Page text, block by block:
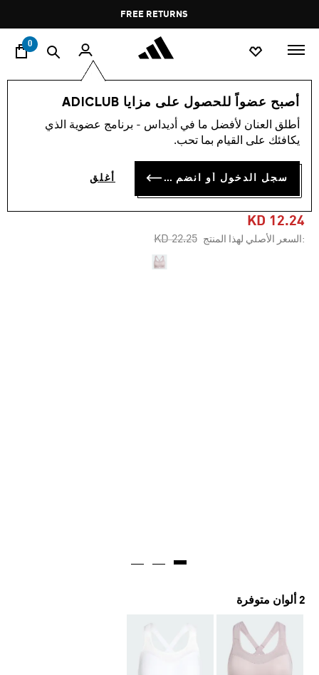
Pause
promotion
rotation
FREE RETURNS
0
أصبح عضواً للحصول على مزايا ADICLUB
أطلق العنان لأفضل ما في أديداس - برنامج عضوية الذي
يكافئك على القيام بما تحب.
سجل الدخول أو انضم الآن أغلق
النساء ملابس
-40%
حمّالة صدر TLRD IMPACT
TRAINING HIGH-SUPPORT
KD 12.24
:السعر الأصلي لهذا المنتج Price reduced from
KD 22.25
to
2 ألوان متوفرة